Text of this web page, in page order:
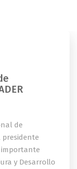
de
presidente
y Desarrollo